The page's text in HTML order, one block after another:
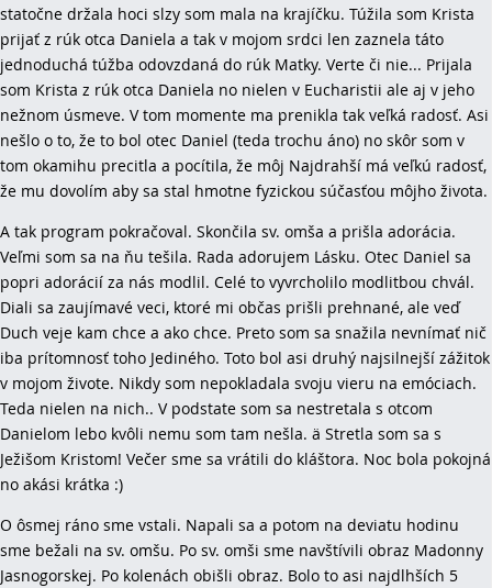
statočne držala hoci slzy som mala na krajíčku. Túžila som Krista
prijať z rúk otca Daniela a tak v mojom srdci len zaznela táto
jednoduchá túžba odovzdaná do rúk Matky. Verte či nie... Prijala
som Krista z rúk otca Daniela no nielen v Eucharistii ale aj v jeho
nežnom úsmeve. V tom momente ma prenikla tak veľká radosť. Asi
nešlo o to, že to bol otec Daniel (teda trochu áno) no skôr som v
tom okamihu precitla a pocítila, že môj Najdrahší má veľkú radosť,
že mu dovolím aby sa stal hmotne fyzickou súčasťou môjho života.
A tak program pokračoval. Skončila sv. omša a prišla adorácia.
Veľmi som sa na ňu tešila. Rada adorujem Lásku. Otec Daniel sa
popri adorácií za nás modlil. Celé to vyvrcholilo modlitbou chvál.
Diali sa zaujímavé veci, ktoré mi občas prišli prehnané, ale veď
Duch veje kam chce a ako chce. Preto som sa snažila nevnímať nič
iba prítomnosť toho Jediného. Toto bol asi druhý najsilnejší zážitok
v mojom živote. Nikdy som nepokladala svoju vieru na emóciach.
Teda nielen na nich.. V podstate som sa nestretala s otcom
Danielom lebo kvôli nemu som tam nešla. ä Stretla som sa s
Ježišom Kristom! Večer sme sa vrátili do kláštora. Noc bola pokojná
no akási krátka :)
O ôsmej ráno sme vstali. Napali sa a potom na deviatu hodinu
sme bežali na sv. omšu. Po sv. omši sme navštívili obraz Madonny
Jasnogorskej. Po kolenách obišli obraz. Bolo to asi najdlhších 5